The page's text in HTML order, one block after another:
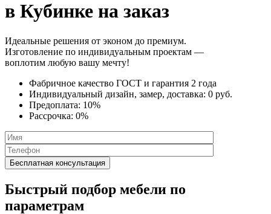
в Кубинке на заказ
Идеальные решения от эконом до премиум.
Изготовление по индивидуальным проектам —
воплотим любую вашу мечту!
Фабричное качество ГОСТ и гарантия 2 года
Индивидуальный дизайн, замер, доставка: 0 руб.
Предоплата: 10%
Рассрочка: 0%
Быстрый подбор мебели по
параметрам